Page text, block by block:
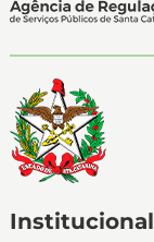
Institucional